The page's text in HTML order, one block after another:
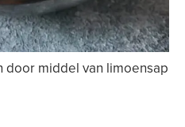
door middel van limoensap